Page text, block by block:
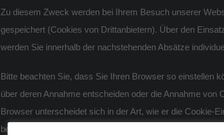
Zu diesem Zweck werden bei Ihrem Besuch unserer
gespeichert (Cookies von Drittanbietern). Über den
werden Sie innerhalb der nachstehenden Absätze
Bitte beachten Sie, dass Sie Ihren Browser so einstellen
über deren Annahme entscheiden oder die Annahme
Browser unterscheidet sich in der Art, wie er die Cookie-
beschrieben, welches Ihnen erläutert, wie Sie Ihre